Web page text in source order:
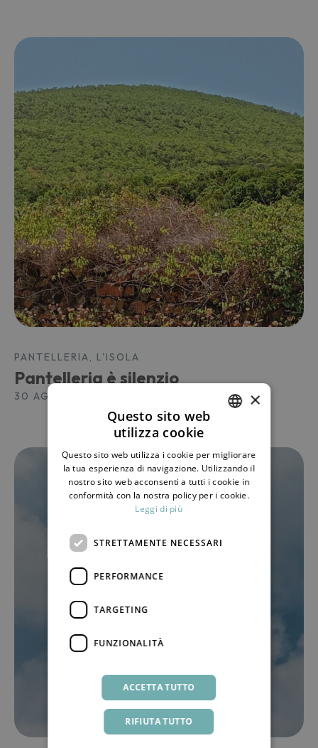
PANTELLERIA, L'ISOLA
Pantelleria è silenzio
30 AGOSTO 2023
ENGLISH
×
Questo sito web
utilizza cookie
Questo sito web utilizza i cookie per migliorare
la tua esperienza di navigazione. Utilizzando il
nostro sito web acconsenti a tutti i cookie in
conformità con la nostra policy per i cookie.
Leggi di più
STRETTAMENTE NECESSARI
PERFORMANCE
TARGETING
FUNZIONALITÀ
ACCETTA TUTTO
RIFIUTA TUTTO